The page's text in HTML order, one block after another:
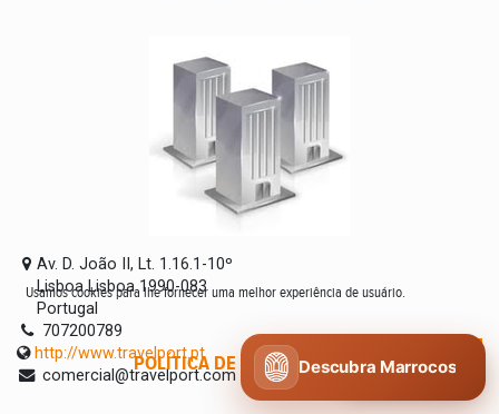
Av. D. João II, Lt. 1.16.1-10º
Lisboa Lisboa 1990-083
Portugal
707200789
http://www.travelport.pt
comercial@travelport.com
Usamos cookies para lhe fornecer uma melhor experiência de usuário.
POLÍTICA DE COOKIES CONCORDO
Descubra Marrocos